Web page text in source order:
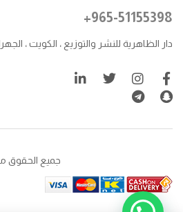
+965-51155398
دار الظاهرية للنشر والتوزيع ، الكويت ،
جميع الحقوق محفوظة ©